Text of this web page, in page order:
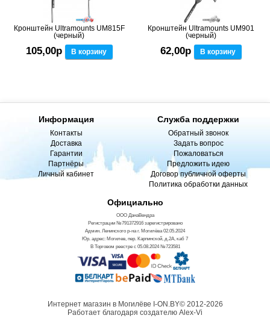
Кронштейн Ultramounts UM815F
(черный)
105,00р В корзину
Кронштейн Ultramounts UM901
(черный)
62,00р В корзину
Информация
Контакты
Доставка
Гарантии
Партнёры
Личный кабинет
Служба поддержки
Обратный звонок
Задать вопрос
Пожаловаться
Предложить идею
Договор публичной оферты
Политика обработки данных
Официально
ООО ДанаВендра
Регистрации №791372916 зарегистрировано
Админ. Ленинского р-на г. Могилёва 02.05.2024
Юр. адрес: Могилев, пер. Карпинской, д.2А, каб 7
В Торговом реестре с 05.08.2024 №723581
Интернет магазин в Могилёве I-ON.BY© 2012-2026
Работает благодаря создателю Alex-Vi